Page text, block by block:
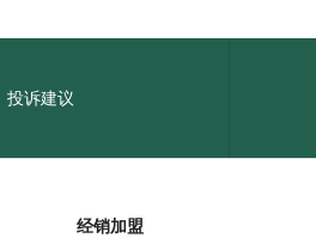
投诉建议
经销加盟